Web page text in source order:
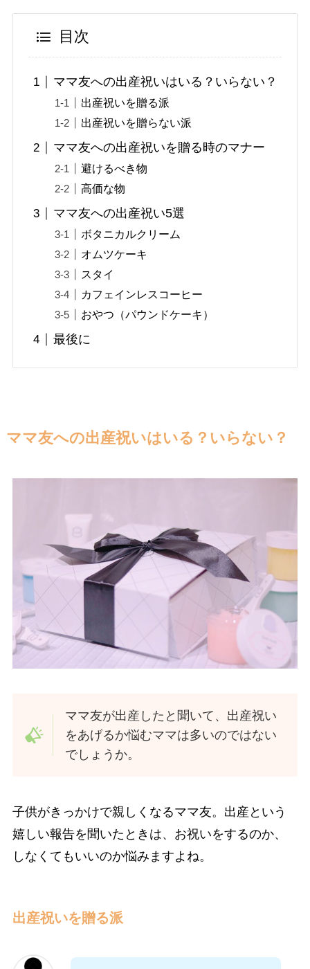
目次
ママ友への出産祝いはいる？いらない？
出産祝いを贈る派
出産祝いを贈らない派
ママ友への出産祝いを贈る時のマナー
避けるべき物
高価な物
ママ友への出産祝い5選
ボタニカルクリーム
オムツケーキ
スタイ
カフェインレスコーヒー
おやつ（パウンドケーキ）
最後に
ママ友への出産祝いはいる？いらない？
ママ友が出産したと聞いて、出産祝い
をあげるか悩むママは多いのではない
でしょうか。
子供がきっかけで親しくなるママ友。出産という
嬉しい報告を聞いたときは、お祝いをするのか、
しなくてもいいのか悩みますよね。
出産祝いを贈る派